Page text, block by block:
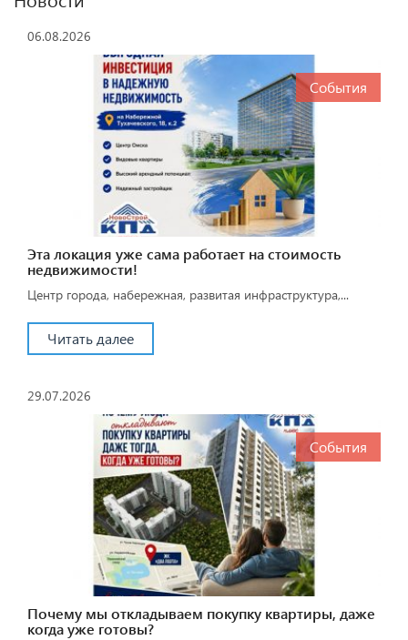
06.08.2026
События
Эта локация уже сама работает на стоимость
недвижимости!
Центр города, набережная, развитая инфраструктура,...
Читать далее
29.07.2026
События
Почему мы откладываем покупку квартиры, даже
когда уже готовы?